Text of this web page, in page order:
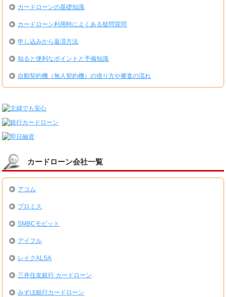
カードローンの基礎知識
カードローン利用時によくある疑問質問
申し込みから返済方法
知ると便利なポイントと予備知識
自動契約機（無人契約機）の借り方や審査の流れ
カードローン会社一覧
アコム
プロミス
SMBCモビット
アイフル
レイクALSA
三井住友銀行 カードローン
みずほ銀行カードローン